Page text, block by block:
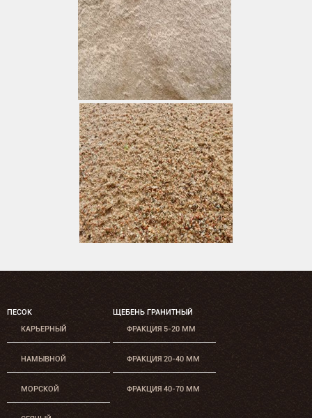
ПЕСОК
КАРЬЕРНЫЙ
НАМЫВНОЙ
МОРСКОЙ
ЩЕБЕНЬ ГРАНИТНЫЙ
ФРАКЦИЯ 5-20 ММ
ФРАКЦИЯ 20-40 ММ
ФРАКЦИЯ 40-70 ММ